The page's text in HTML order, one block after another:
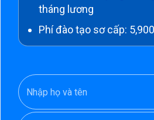
tháng lương
Phí đào tạo sơ cấp: